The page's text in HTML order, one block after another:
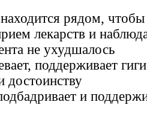
рядом,
лекарств и
не ухудшалось
поддерживает
достоинству
и